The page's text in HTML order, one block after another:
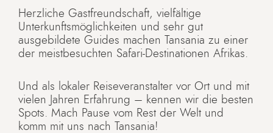
Herzliche Gastfreundschaft, vielfältige
Unterkunftsmöglichkeiten und sehr gut
ausgebildete Guides machen Tansania zu einer
der meistbesuchten Safari-Destinationen Afrikas.
Und als lokaler Reiseveranstalter vor Ort und mit
vielen Jahren Erfahrung – kennen wir die besten
Spots. Mach Pause vom Rest der Welt und
komm mit uns nach Tansania!